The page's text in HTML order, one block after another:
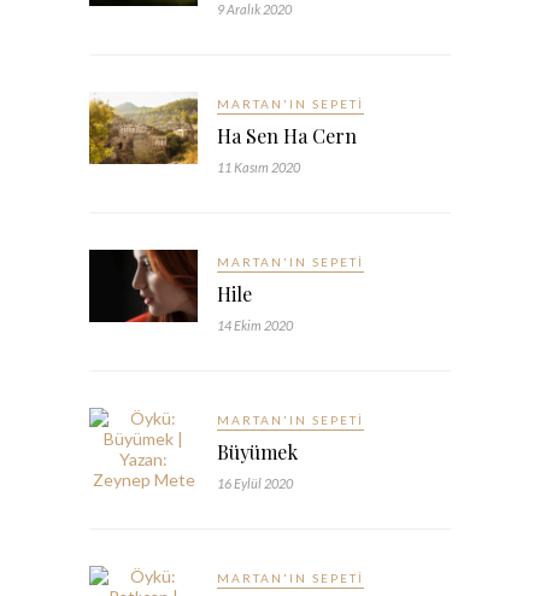
9 Aralık 2020
MARTAN'IN SEPETI
Ha Sen Ha Cern
11 Kasım 2020
MARTAN'IN SEPETI
Hile
14 Ekim 2020
MARTAN'IN SEPETI
Büyümek
16 Eylül 2020
MARTAN'IN SEPETI